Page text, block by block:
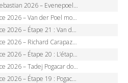
Evenepoel recordman, 4e victoire, Carapaz battu au sprint
monumental à Paris, Pogacar égale le record des cinq sacres
Poel, Pogacar, qui succédera à Wout van Aert sur les Champs-Elysées ?
roi des Alpes, doublé et maillot à pois, Seixas perd le podium
reine, Galibier, Sarenne, Alpe d’Huez, qui succédera à Pogacar ?
dompte l’Alpe d’Huez, 5e victoire, record de Pantani pulvérisé
19 : Pogacar peut-il enfin dompter l’Alpe d’Huez ?